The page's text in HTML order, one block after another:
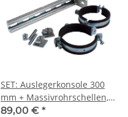
SET: Auslegerkonsole 300
mm + Massivrohrschellen,
Schiebemuttern +
89,00 € *